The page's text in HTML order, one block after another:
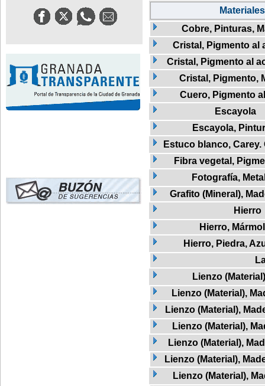
Materiales
Cobre, Pinturas,
Cristal, Pigmento al
Cristal, Pigmento al
Cristal, Pigmento,
Cuero, Pigmento
Escayola
Escayola,
Estuco blanco,
Fibra vegetal,
Fotografía,
Grafito (Mineral),
Hierro
Hierro, Mármol
Hierro, Piedra,
Lienzo (Material)
Lienzo (Material),
Lienzo (Material),
Lienzo (Material),
Lienzo (Material),
Lienzo (Material),
Lienzo (Material),